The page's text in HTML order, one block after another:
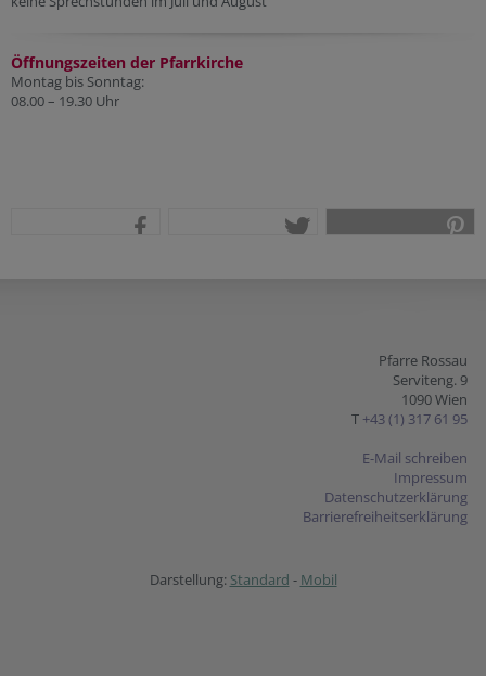
Öffnungszeiten der Pfarrkirche
Montag bis Sonntag:
08.00 – 19.30 Uhr
Pfarre Rossau
Serviteng. 9
1090 Wien
T +43 (1) 317 61 95
E-Mail schreiben
Impressum
Datenschutzerklärung
Barrierefreiheitserklärung
Darstellung: Standard - Mobil